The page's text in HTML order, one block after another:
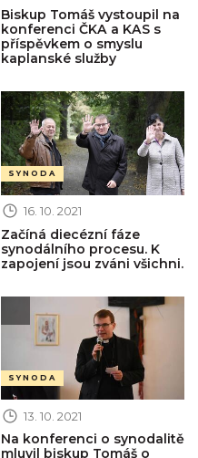
Biskup Tomáš vystoupil na
konferenci ČKA a KAS s
příspěvkem o smyslu
kaplanské služby
Obrázek novinky
SYNODA
16. 10. 2021
Začíná diecézní fáze
synodálního procesu. K
zapojení jsou zváni všichni.
Obrázek novinky
SYNODA
13. 10. 2021
Na konferenci o synodalitě
mluvil biskup Tomáš o